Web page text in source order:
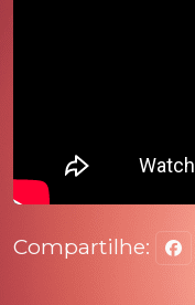
Compartilhe: